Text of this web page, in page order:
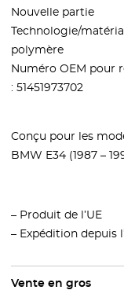
Nouvelle partie
Technologie/
polymère
Numéro OEM pour
: 51451973702
Conçu pour les
BMW E34 (1987 –
– Produit de l’UE
– Expédition depuis
Vente en gros